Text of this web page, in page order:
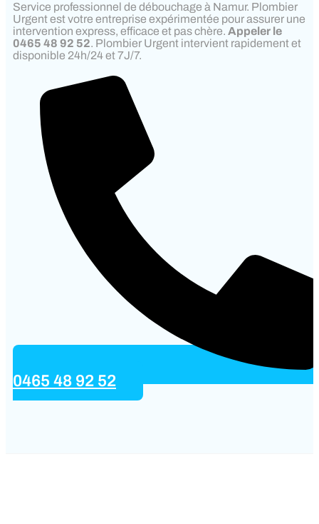
Service professionnel de débouchage à Namur. Plombier
Urgent est votre entreprise expérimentée pour assurer une
intervention express, efficace et pas chère. Appeler le
0465 48 92 52. Plombier Urgent intervient rapidement et
disponible 24h/24 et 7J/7.
0465 48 92 52